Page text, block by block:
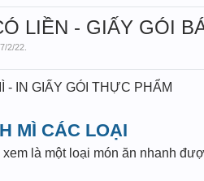
LIỀN - GIẤY GÓI
7/2/22
- IN GIẤY GÓI THỰC PHẨM
MÌ CÁC LOẠI
là một loại món ăn nhanh